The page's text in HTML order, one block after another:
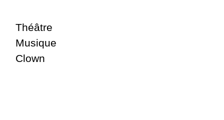
Théâtre
Musique
Clown